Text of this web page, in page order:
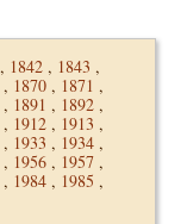
, 1842 , 1843 ,
, 1870 , 1871 ,
, 1891 , 1892 ,
, 1912 , 1913 ,
, 1933 , 1934 ,
, 1956 , 1957 ,
, 1984 , 1985 ,